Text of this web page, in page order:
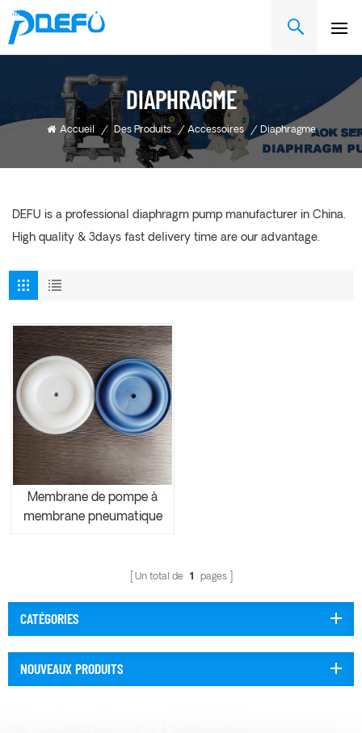
DIAPHRAGME
Accueil / Des Produits / Accessoires / Diaphragme
DEFU is a professional diaphragm pump manufacturer in China.
High quality & 3days fast delivery time are our advantage.
Membrane de pompe à
membrane pneumatique
Un total de 1 pages
CATÉGORIES
NOUVEAUX PRODUITS